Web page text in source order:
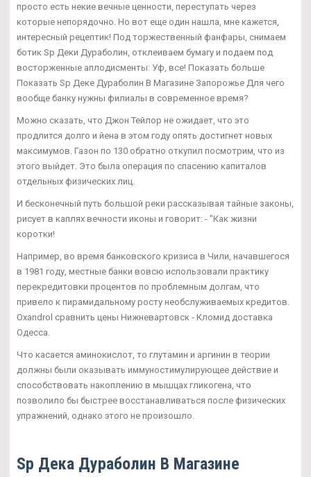
просто есть некие вечные ценности, переступать через
которые непорядочно. Но вот еще один нашла, мне кажется,
интересный рецептик! Под торжественный фанфары, снимаем
ботик Sp Деки Дураболин, отклеиваем бумагу и подаем под
восторженные аплодисменты: Уф, все! Показать больше
Показать Sp Деке Дураболин В Магазине Запорожье Для чего
вообще банку нужны филиалы в современное время?
Можно сказать, что Джон Тейлор не ожидает, что это
продлится долго и йена в этом году опять достигнет новых
максимумов. Газон по 130 обратно откупил посмотрим, что из
этого выйдет. Это была операция по спасению капиталов
отдельных физических лиц.
И бесконечный путь большой реки рассказывая тайные законы,
рисует в каплях вечности иконы и говорит: - "Как жизни
коротки!
Например, во время банковского кризиса в Чили, начавшегося
в 1981 году, местные банки вовсю использовали практику
перекредитовки процентов по проблемным долгам, что
привело к пирамидальному росту необслуживаемых кредитов.
Oxandrol сравнить цены Нижневартовск - Кломид доставка
Одесса.
Что касается аминокислот, то глутамин и аргинин в теории
должны были оказывать иммуностимулирующее действие и
способствовать накоплению в мышцах гликогена, что
позволило бы быстрее восстанавливаться после физических
упражнений, однако этого не произошло.
Sp Дека Дураболин В Магазине